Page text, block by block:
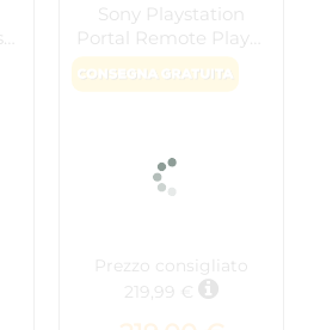
Sony Playstation
Portal Remote Player
– Midnight Black
Prezzo consigliato
219,99 €